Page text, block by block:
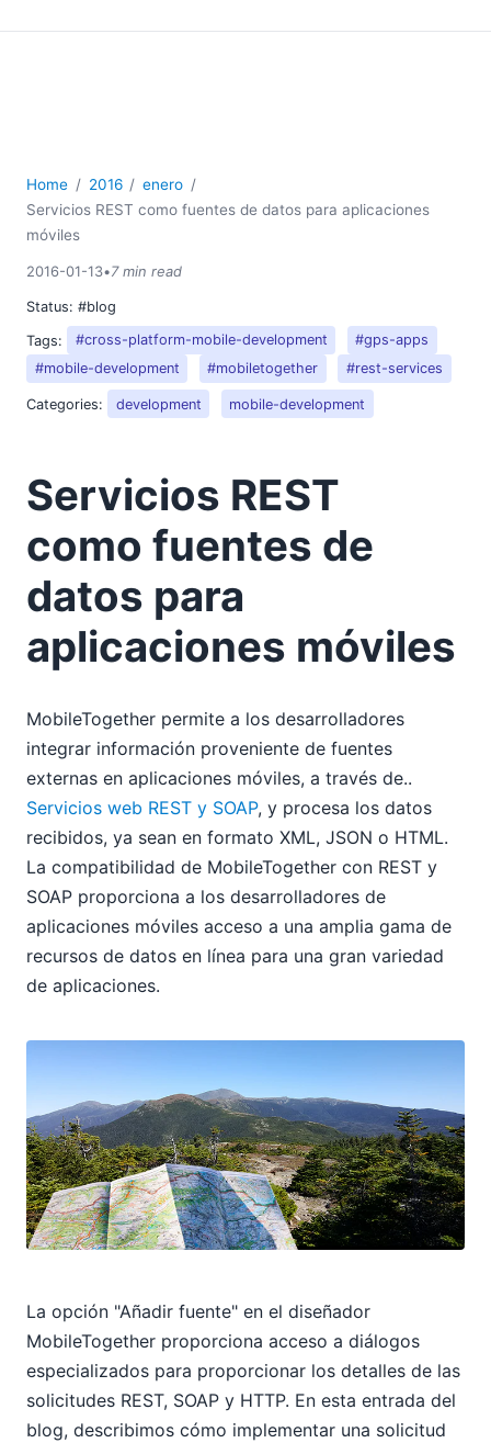
Home 2016
enero
Servicios REST como fuentes de datos para aplicaciones
móviles
2016-01-13•7 min read
Status: #blog
Tags:
#cross-platform-mobile-development
#gps-apps
#mobile-development
#mobiletogether #rest-services
Categories: development mobile-development
Servicios REST
como fuentes de
datos para
aplicaciones móviles
MobileTogether permite a los desarrolladores
integrar información proveniente de fuentes
externas en aplicaciones móviles, a través de..
Servicios web REST y SOAP, y procesa los datos
recibidos, ya sean en formato XML, JSON o HTML.
La compatibilidad de MobileTogether con REST y
SOAP proporciona a los desarrolladores de
aplicaciones móviles acceso a una amplia gama de
recursos de datos en línea para una gran variedad
de aplicaciones.
La opción "Añadir fuente" en el diseñador
MobileTogether proporciona acceso a diálogos
especializados para proporcionar los detalles de las
solicitudes REST, SOAP y HTTP. En esta entrada del
blog, describimos cómo implementar una solicitud